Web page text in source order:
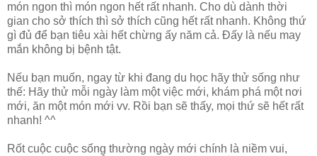
món ngon thì món ngon hết rất nhanh. Cho dù dành thời
gian cho sở thích thì sở thích cũng hết rất nhanh. Không thứ
gì đủ để bạn tiêu xài hết chừng ấy năm cả. Đấy là nếu may
mắn không bị bệnh tật.
Nếu bạn muốn, ngay từ khi đang du học hãy thử sống như
thế: Hãy thử mỗi ngày làm một việc mới, khám phá một nơi
mới, ăn một món mới vv. Rồi bạn sẽ thấy, mọi thứ sẽ hết rất
nhanh! ^^
Rốt cuộc cuộc sống thường ngày mới chính là niềm vui,